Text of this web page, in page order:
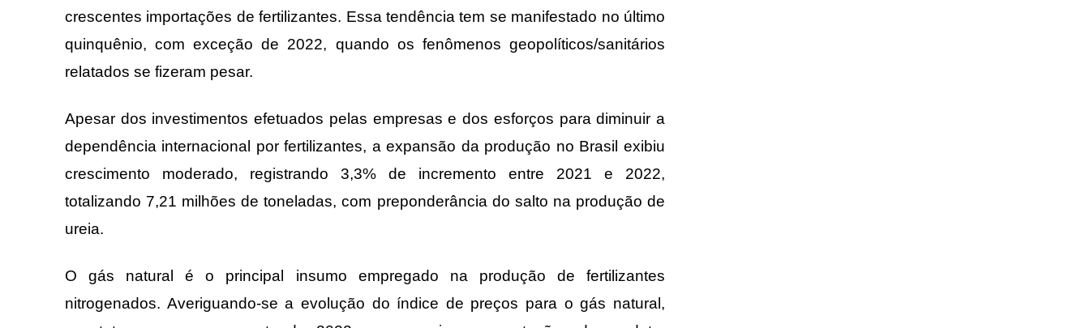
crescentes importações de fertilizantes. Essa tendência tem se manifestado no último
quinquênio, com exceção de 2022, quando os fenômenos geopolíticos/sanitários
relatados se fizeram pesar.
Apesar dos investimentos efetuados pelas empresas e dos esforços para diminuir a
dependência internacional por fertilizantes, a expansão da produção no Brasil exibiu
crescimento moderado, registrando 3,3% de incremento entre 2021 e 2022,
totalizando 7,21 milhões de toneladas, com preponderância do salto na produção de
ureia.
O gás natural é o principal insumo empregado na produção de fertilizantes
nitrogenados. Averiguando-se a evolução do índice de preços para o gás natural,